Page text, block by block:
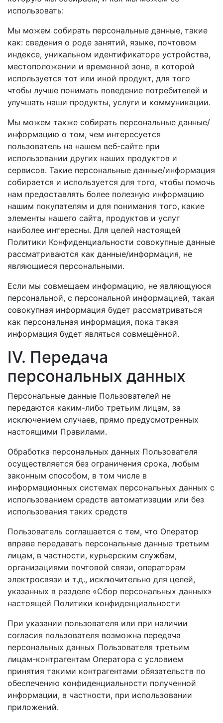
использовать:
Мы можем собирать персональные данные, такие
как: сведения о роде занятий, языке, почтовом
индексе, уникальном идентификаторе устройства,
местоположении и временной зоне, в которой
используется тот или иной продукт, для того
чтобы лучше понимать поведение потребителей и
улучшать наши продукты, услуги и коммуникации.
Мы можем также собирать персональные данные/
информацию о том, чем интересуется
пользователь на нашем веб-сайте при
использовании других наших продуктов и
сервисов. Такие персональные данные/информация
собирается и используется для того, чтобы помочь
нам предоставлять более полезную информацию
нашим покупателям и для понимания того, какие
элементы нашего сайта, продуктов и услуг
наиболее интересны. Для целей настоящей
Политики Конфиденциальности совокупные данные
рассматриваются как данные/информация, не
являющиеся персональными.
Если мы совмещаем информацию, не являющуюся
персональной, с персональной информацией, такая
совокупная информация будет рассматриваться
как персональная информация, пока такая
информация будет являться совмещённой.
IV. Передача
персональных данных
Персональные данные Пользователей не
передаются каким-либо третьим лицам, за
исключением случаев, прямо предусмотренных
настоящими Правилами.
Обработка персональных данных Пользователя
осуществляется без ограничения срока, любым
законным способом, в том числе в
информационных системах персональных данных с
использованием средств автоматизации или без
использования таких средств
Пользователь соглашается с тем, что Оператор
вправе передавать персональные данные третьим
лицам, в частности, курьерским службам,
организациями почтовой связи, операторам
электросвязи и т.д., исключительно для целей,
указанных в разделе «Сбор персональных данных»
настоящей Политики конфиденциальности
При указании пользователя или при наличии
согласия пользователя возможна передача
персональных данных Пользователя третьим
лицам-контрагентам Оператора с условием
принятия такими контрагентами обязательств по
обеспечению конфиденциальности полученной
информации, в частности, при использовании
приложений.